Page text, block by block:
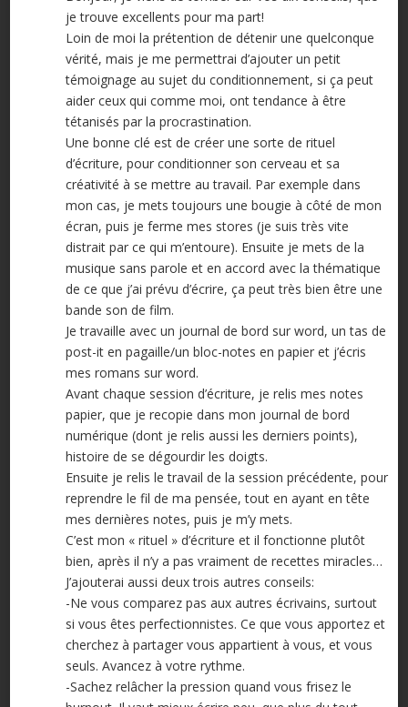
je trouve excellents pour ma part!
Loin de moi la prétention de détenir une quelconque
vérité, mais je me permettrai d’ajouter un petit
témoignage au sujet du conditionnement, si ça peut
aider ceux qui comme moi, ont tendance à être
tétanisés par la procrastination.
Une bonne clé est de créer une sorte de rituel
d’écriture, pour conditionner son cerveau et sa
créativité à se mettre au travail. Par exemple dans
mon cas, je mets toujours une bougie à côté de mon
écran, puis je ferme mes stores (je suis très vite
distrait par ce qui m’entoure). Ensuite je mets de la
musique sans parole et en accord avec la thématique
de ce que j’ai prévu d’écrire, ça peut très bien être une
bande son de film.
Je travaille avec un journal de bord sur word, un tas de
post-it en pagaille/un bloc-notes en papier et j’écris
mes romans sur word.
Avant chaque session d’écriture, je relis mes notes
papier, que je recopie dans mon journal de bord
numérique (dont je relis aussi les derniers points),
histoire de se dégourdir les doigts.
Ensuite je relis le travail de la session précédente, pour
reprendre le fil de ma pensée, tout en ayant en tête
mes dernières notes, puis je m’y mets.
C’est mon « rituel » d’écriture et il fonctionne plutôt
bien, après il n’y a pas vraiment de recettes miracles…
J’ajouterai aussi deux trois autres conseils:
-Ne vous comparez pas aux autres écrivains, surtout
si vous êtes perfectionnistes. Ce que vous apportez et
cherchez à partager vous appartient à vous, et vous
seuls. Avancez à votre rythme.
-Sachez relâcher la pression quand vous frisez le